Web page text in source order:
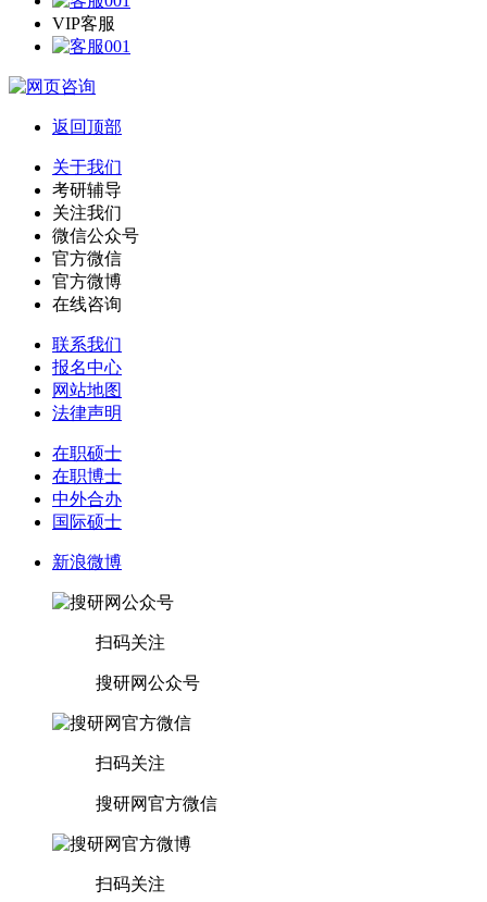
VIP客服
返回顶部
关于我们
考研辅导
关注我们
微信公众号
官方微信
官方微博
在线咨询
联系我们
报名中心
网站地图
法律声明
在职硕士
在职博士
中外合办
国际硕士
新浪微博
扫码关注
搜研网公众号
扫码关注
搜研网官方微信
扫码关注